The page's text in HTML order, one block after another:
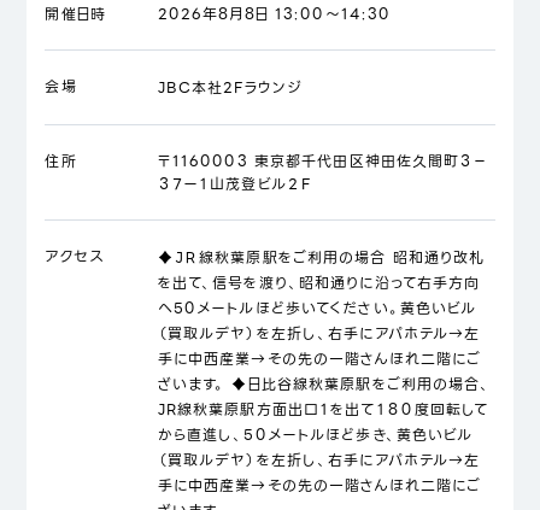
開催日時 2026年8月8日 13:00～14:30
会場 JBC本社2Fラウンジ
住所
〒1160003 東京都千代田区神田佐久間町３－
３７ー１山茂登ビル２F
アクセス
♦ＪＲ線秋葉原駅をご利用の場合 昭和通り改札
を出て、信号を渡り、昭和通りに沿って右手方向
へ50メートルほど歩いてください。黄色いビル
（買取ルデヤ）を左折し、右手にアパホテル→左
手に中西産業→その先の一階さんほれ二階にご
ざいます。 ♦日比谷線秋葉原駅をご利用の場合、
JR線秋葉原駅方面出口１を出て１８０度回転して
から直進し、50メートルほど歩き、黄色いビル
（買取ルデヤ）を左折し、右手にアパホテル→左
手に中西産業→その先の一階さんほれ二階にご